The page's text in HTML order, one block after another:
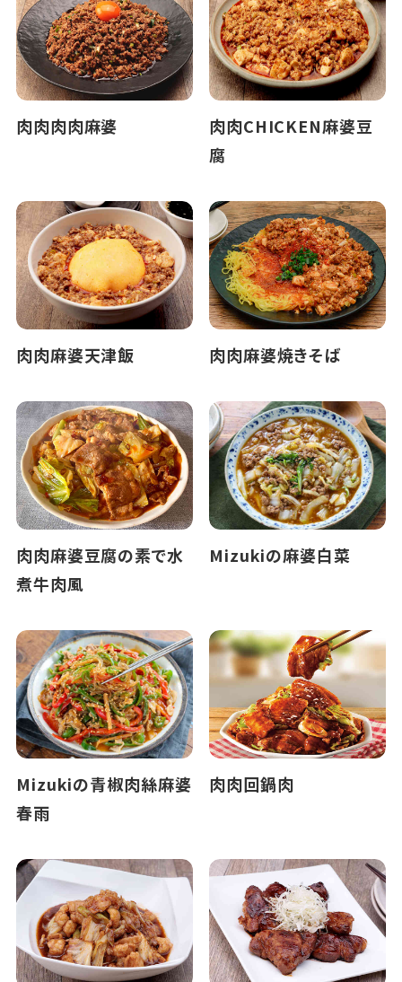
肉肉肉肉麻婆
肉肉CHICKEN麻婆豆
腐
肉肉麻婆天津飯 肉肉麻婆焼きそば
肉肉麻婆豆腐の素で水
煮牛肉風
Mizukiの麻婆白菜
Mizukiの青椒肉絲麻婆
春雨
肉肉回鍋肉